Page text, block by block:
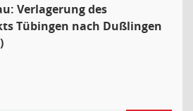
Verlagerung des
Tübingen nach Dußlingen